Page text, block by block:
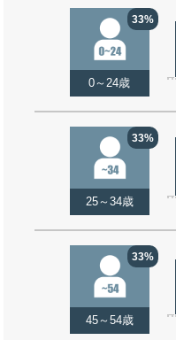
33%
0～24歳
33%
25～34歳
33%
45～54歳